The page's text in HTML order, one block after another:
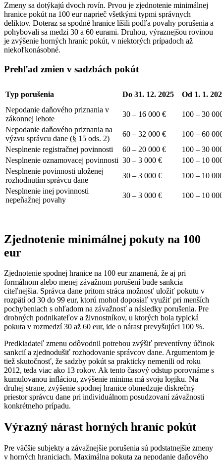
Zmeny sa dotýkajú dvoch rovín. Prvou je zjednotenie minimálnej
hranice pokút na 100 eur naprieč všetkými typmi správnych
deliktov. Doteraz sa spodné hranice líšili podľa povahy porušenia a
pohybovali sa medzi 30 a 60 eurami. Druhou, výraznejšou rovinou
je zvýšenie horných hraníc pokút, v niektorých prípadoch až
niekoľkonásobné.
Prehľad zmien v sadzbách pokút
Typ porušenia Do 31. 12. 2025
Od 1. 1.
Nepodanie daňového priznania v
zákonnej lehote
30 – 16 000 €
100 – 30
Nepodanie daňového priznania na
výzvu správcu dane (§ 15 ods. 2)
60 – 32 000 €
100 – 60
Nesplnenie registračnej povinnosti
60 – 20 000 €
100 – 30
Nesplnenie oznamovacej povinnosti 30 – 3 000 €
100 – 10
Nesplnenie povinnosti uloženej
rozhodnutím správcu dane
30 – 3 000 €
100 – 10
Nesplnenie inej povinnosti
nepeňažnej povahy
30 – 3 000 € 100 – 10
Zjednotenie minimálnej pokuty na 100
eur
Zjednotenie spodnej hranice na 100 eur znamená, že aj pri
formálnom alebo menej závažnom porušení bude sankcia
citeľnejšia. Správca dane pritom stráca možnosť uložiť pokutu v
rozpätí od 30 do 99 eur, ktorú mohol doposiaľ využiť pri menších
pochybeniach s ohľadom na závažnosť a následky porušenia. Pre
drobných podnikateľov a živnostníkov, u ktorých bola typická
pokuta v rozmedzí 30 až 60 eur, ide o nárast prevyšujúci 100 %.
Predkladateľ zmenu odôvodnil potrebou zvýšiť preventívny účinok
sankcií a zjednodušiť rozhodovanie správcov dane. Argumentom je
tiež skutočnosť, že sadzby pokút sa prakticky nemenili od roku
2012, teda viac ako 13 rokov. Ak tento časový odstup porovnáme s
kumulovanou infláciou, zvýšenie minima má svoju logiku. Na
druhej strane, zvýšenie spodnej hranice obmedzuje diskrečný
priestor správcu dane pri individuálnom posudzovaní závažnosti
konkrétneho prípadu.
Výrazný nárast horných hraníc pokút
Pre väčšie subjekty a závažnejšie porušenia sú podstatnejšie zmeny
v horných hraniciach. Maximálna pokuta za nepodanie daňového